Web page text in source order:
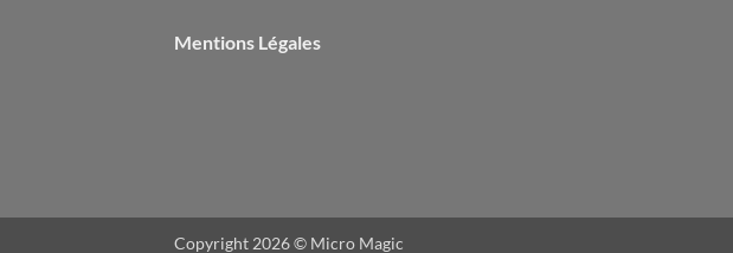
Mentions Légales
Copyright 2026 © Micro Magic